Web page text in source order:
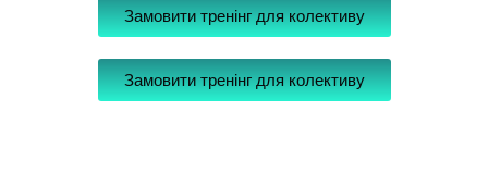
Замовити тренінг для колективу
Замовити тренінг для колективу